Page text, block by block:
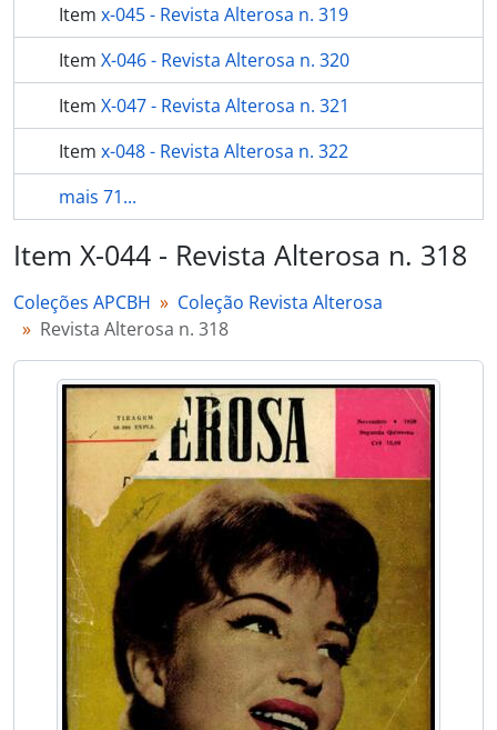
Item x-045 - Revista Alterosa n. 319
Item X-046 - Revista Alterosa n. 320
Item X-047 - Revista Alterosa n. 321
Item x-048 - Revista Alterosa n. 322
mais 71...
Item X-044 - Revista Alterosa n. 318
Coleções APCBH
Coleção Revista Alterosa
Revista Alterosa n. 318